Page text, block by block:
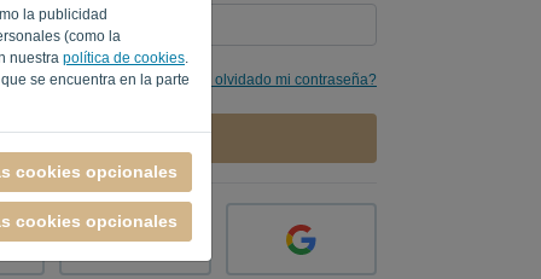
la publicidad
(como la
nuestra política de cookies.
se encuentra en la parte
cookies opcionales
cookies opcionales
He olvidado mi contraseña?
INICIAR SESIÓN